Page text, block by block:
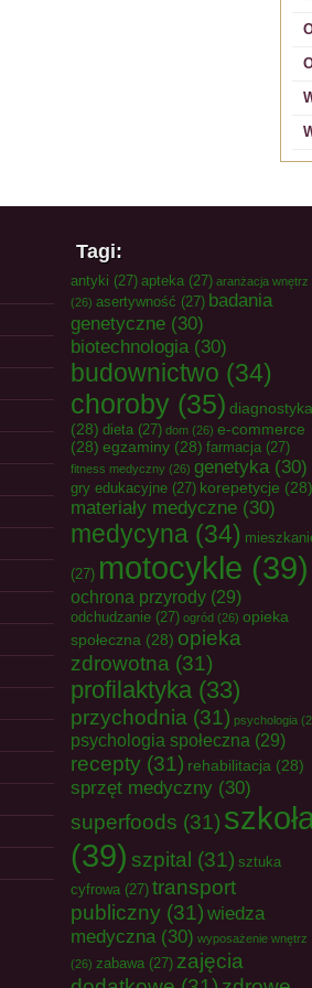
Tagi:
antyki (27) apteka (27) aranżacja wnętrz
(26) asertywność (27) badania
genetyczne (30)
biotechnologia(30)
budownictwo (34)
choroby (35) diagnostyka
(28) dieta (27) dom (26) e-commerce
(28) egzaminy (28) farmacja (27)
fitness medyczny (26) genetyka(30)
gry edukacyjne (27) korepetycje (28)
materiały medyczne (30)
medycyna (34)
(27) motocykle (39)
ochrona przyrody (29)
odchudzanie (27) ogród (26) opieka
społeczna (28) opieka
zdrowotna (31)
profilaktyka (33)
przychodnia (31) psychologia
psychologia społeczna (29)
recepty (31) rehabilitacja (28)
sprzęt medyczny (30)
superfoods (31)
(39) szpital (31) sztuka
cyfrowa (27) transport
publiczny (31) wiedza
medyczna(30) wyposażenie wnętrz
(26) zabawa (27) zajęcia